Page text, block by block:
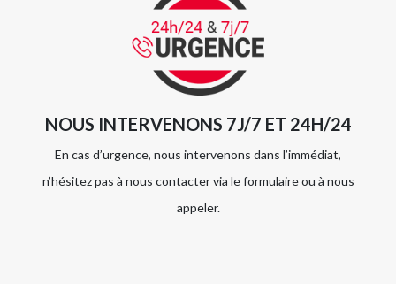
NOUS INTERVENONS 7J/7 ET 24H/24
En cas d’urgence, nous intervenons dans l’immédiat,
n’hésitez pas à nous contacter via le formulaire ou à nous
appeler.